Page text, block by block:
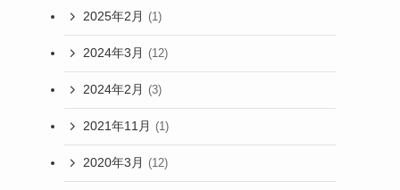
2025年2月 (1)
2024年3月 (12)
2024年2月 (3)
2021年11月 (1)
2020年3月 (12)